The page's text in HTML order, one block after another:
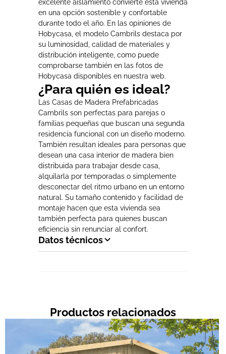
excelente aislamiento convierte esta vivienda
en una opción sostenible y confortable
durante todo el año. En las opiniones de
Hobycasa, el modelo Cambrils destaca por
su luminosidad, calidad de materiales y
distribución inteligente, como puede
comprobarse también en las fotos de
Hobycasa disponibles en nuestra web.
¿Para quién es ideal?
Las Casas de Madera Prefabricadas
Cambrils son perfectas para parejas o
familias pequeñas que buscan una segunda
residencia funcional con un diseño moderno.
También resultan ideales para personas que
desean una casa interior de madera bien
distribuida para trabajar desde casa,
alquilarla por temporadas o simplemente
desconectar del ritmo urbano en un entorno
natural. Su tamaño contenido y facilidad de
montaje hacen que esta vivienda sea
también perfecta para quienes buscan
eficiencia sin renunciar al confort.
Datos técnicos
Productos relacionados